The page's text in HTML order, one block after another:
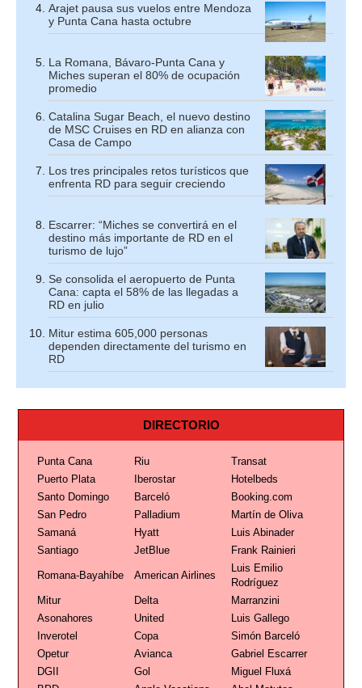
Arajet pausa sus vuelos entre Mendoza
y Punta Cana hasta octubre
La Romana, Bávaro-Punta Cana y
Miches superan el 80% de ocupación
promedio
Catalina Sugar Beach, el nuevo destino
de MSC Cruises en RD en alianza con
Casa de Campo
Los tres principales retos turísticos que
enfrenta RD para seguir creciendo
Escarrer: “Miches se convertirá en el
destino más importante de RD en el
turismo de lujo”
Se consolida el aeropuerto de Punta
Cana: capta el 58% de las llegadas a
RD en julio
Mitur estima 605,000 personas
dependen directamente del turismo en
RD
DIRECTORIO
Punta Cana Riu
Transat
Puerto Plata
Iberostar
Hotelbeds
Santo Domingo
Barceló
Booking.com
San Pedro
Palladium
Martín de Oliva
Samaná
Hyatt
Luis Abinader
Santiago
JetBlue Frank Rainieri
Romana-Bayahíbe American Airlines
Luis Emilio
Rodríguez
Mitur
Delta
Marranzini
Asonahores
United
Luis Gallego
Inverotel
Copa
Simón Barceló
Opetur
Avianca
Gabriel Escarrer
DGII
Gol
Miguel Fluxá